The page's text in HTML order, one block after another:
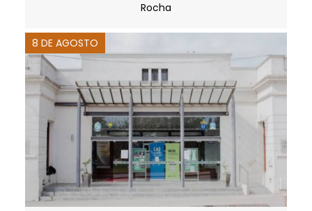
Rocha
8 DE AGOSTO